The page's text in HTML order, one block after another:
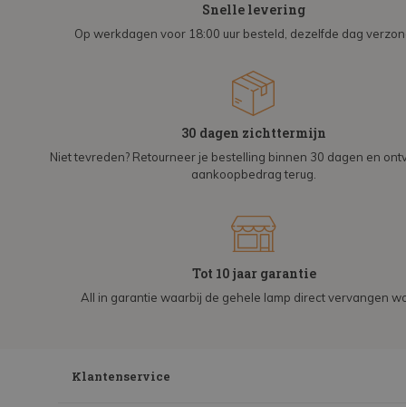
Snelle levering
Op werkdagen voor 18:00 uur besteld, dezelfde dag
30 dagen zichttermijn
Niet tevreden? Retourneer je bestelling binnen 30 dagen en
aankoopbedrag terug.
Tot 10 jaar garantie
All in garantie waarbij de gehele lamp direct vervangen
Klantenservice